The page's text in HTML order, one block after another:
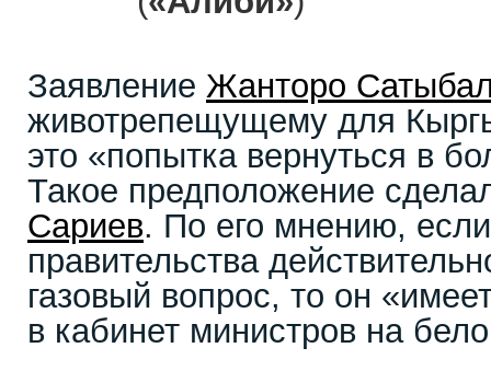
Заявление Жанторо
животрепещущему для
это «попытка вернуться в
Такое предположение
Сариев. По его мнению,
правительства
газовый вопрос, то он
в кабинет министров на